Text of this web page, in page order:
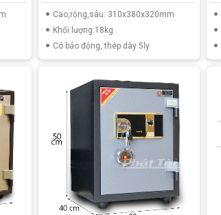
Cao,rộng,sâu: 310x380x320mm
Khối lượng:18kg
Có báo động, thép dày 5ly